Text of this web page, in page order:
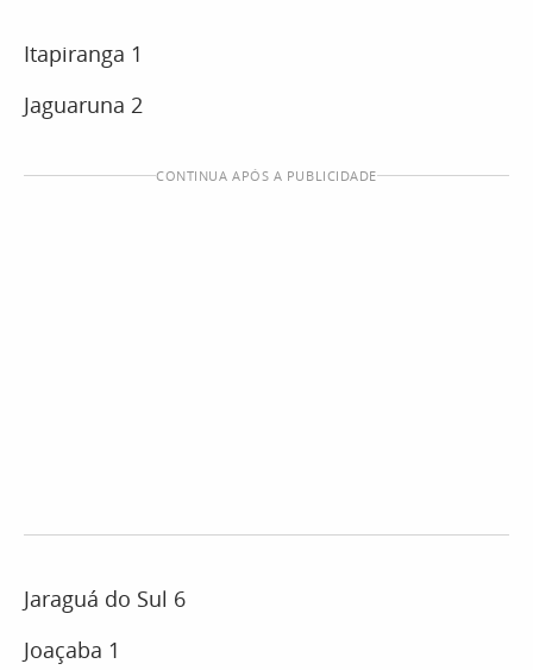
Itapiranga 1
Jaguaruna 2
CONTINUA APÓS A PUBLICIDADE
Jaraguá do Sul 6
Joaçaba 1